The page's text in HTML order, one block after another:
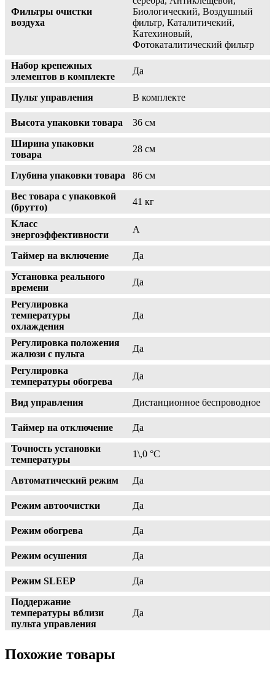
Фильтры очистки
воздуха
Биологический, Воздушный
фильтр, Каталитичекий,
Катехиновый,
Фотокаталитический фильтр
Набор крепежных
элементов в комплекте
Да
Пульт управления В комплекте
Высота упаковки товара
36 см
Ширина упаковки
товара
28 см
Глубина упаковки товара
86 см
Вес товара с упаковкой
(брутто)
41 кг
Класс
энергоэффективности
A
Таймер на включение
Да
Установка реального
времени
Да
Регулировка
температуры
охлаждения
Да
Регулировка положения
жалюзи с пульта
Да
Регулировка
температуры обогрева
Да
Вид управления Дистанционное беспроводное
Таймер на отключение
Да
Точность установки
температуры
1\,0 °С
Автоматический режим Да
Режим автоочистки Да
Режим обогрева Да
Режим осушения Да
Режим SLEEP
Да
Поддержание
температуры вблизи
пульта управления
Да
Похожие товары